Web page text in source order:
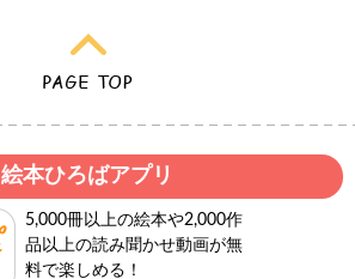
絵本ひろばアプリ
5,000冊以上の絵本や2,000作
品以上の読み聞かせ動画が無
料で楽しめる！